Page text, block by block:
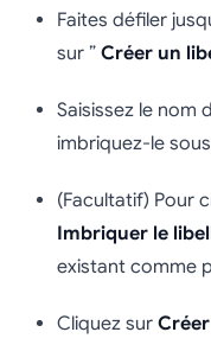
Faites défiler
sur ” Créer un
Saisissez le nom
imbriquez-le
(Facultatif) Pour
Imbriquer le
existant comme
Cliquez sur Créer